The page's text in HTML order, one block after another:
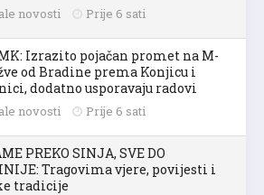
novosti Prije 6 sati
Izrazito pojačan promet na M-
od Bradine prema Konjicu i
dodatno usporavaju radovi
novosti Prije 6 sati
PREKO SINJA, SVE DO
Tragovima vjere, povijesti i
tradicije